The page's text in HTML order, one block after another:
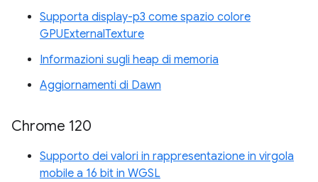
Supporta display-p3 come spazio colore
GPUExternalTexture
Informazioni sugli heap di memoria
Aggiornamenti di Dawn
Chrome 120
Supporto dei valori in rappresentazione in virgola
mobile a 16 bit in WGSL